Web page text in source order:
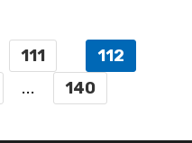
111
112
... 140